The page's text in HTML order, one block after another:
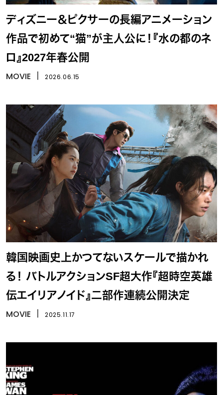
ディズニー＆ピクサーの長編アニメーション
作品で初めて“猫”が主人公に！『水の都のネ
ロ』2027年春公開
MOVIE 2026.06.15
韓国映画史上かつてないスケールで描かれ
る！ バトルアクションSF超大作『超時空英雄
伝エイリアノイド』二部作連続公開決定
MOVIE 2025.11.17